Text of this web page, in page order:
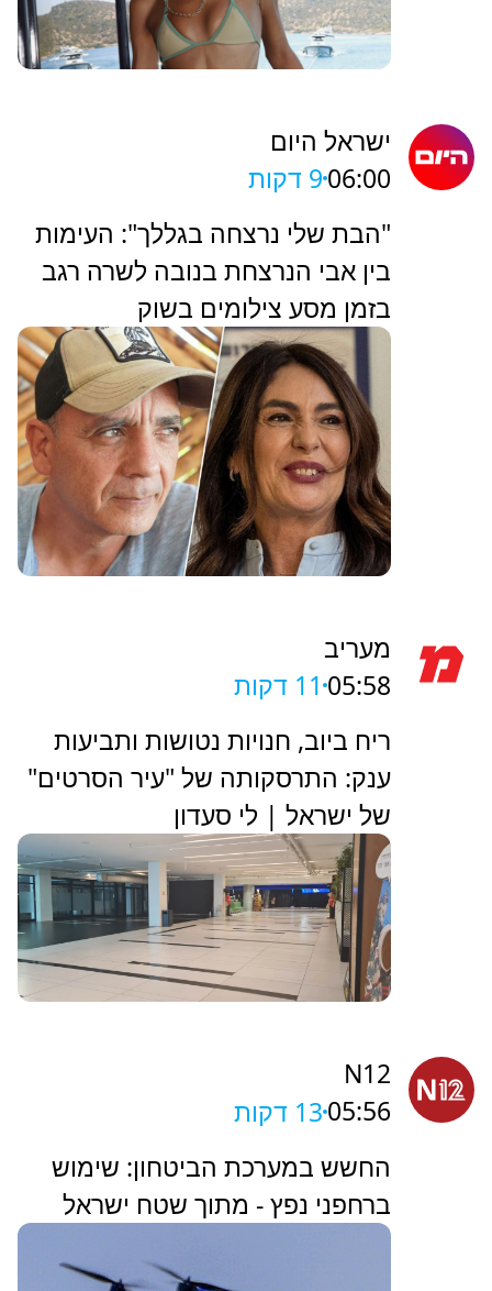
ישראל היום
06:009 דקות
"הבת שלי נרצחה בגללך": העימות
בין אבי הנרצחת בנובה לשרה רגב
בזמן מסע צילומים בשוק
מעריב
05:58 11 דקות
ריח ביוב, חנויות נטושות ותביעות
ענק: התרסקותה של "עיר הסרטים"
של ישראל | לי סעדון
N12
05:5613 דקות
החשש במערכת הביטחון: שימוש
ברחפני נפץ - מתוך שטח ישראל